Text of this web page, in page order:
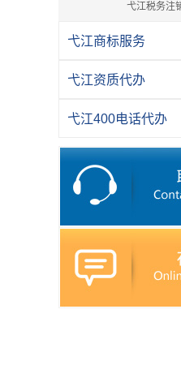
弋江税务注
弋江商标服务
弋江资质代办
弋江400电话代办